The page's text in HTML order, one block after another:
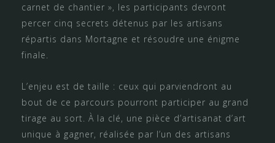
carnet de chantier », les participants devront
percer cinq secrets détenus par les artisans
répartis dans Mortagne et résoudre une énigme
finale.
L’enjeu est de taille : ceux qui parviendront au
bout de ce parcours pourront participer au grand
tirage au sort. À la clé, une pièce d’artisanat d’art
unique à gagner, réalisée par l’un des artisans